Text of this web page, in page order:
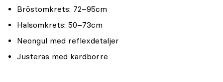
Bröstomkrets: 72–95cm
Halsomkrets: 50–73cm
Neongul med reflexdetaljer
Justeras med kardborre